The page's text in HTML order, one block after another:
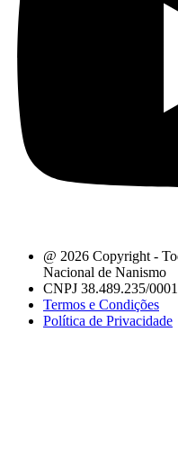
@ 2026 Copyright -
Nacional de Nanismo
CNPJ 38.489.235/
Termos e Condições
Política de Privacidade